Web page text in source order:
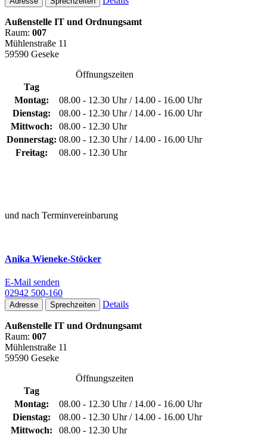
Außenstelle IT und Ordnungsamt
Raum: 007
Mühlenstraße 11
59590 Geseke
Öffnungszeiten
Tag
Montag:
08.00 - 12.30 Uhr / 14.00 - 16.00 Uhr
Dienstag:
08.00 - 12.30 Uhr / 14.00 - 16.00 Uhr
Mittwoch:
08.00 - 12.30 Uhr
Donnerstag: 08.00 - 12.30 Uhr / 14.00 - 16.00 Uhr
Freitag:
08.00 - 12.30 Uhr
und nach Terminvereinbarung
Anika Wieneke-Stöcker
E-Mail senden
02942 500-160
Adresse Sprechzeiten Details
Außenstelle IT und Ordnungsamt
Raum: 007
Mühlenstraße 11
59590 Geseke
Öffnungszeiten
Tag
Montag:
08.00 - 12.30 Uhr / 14.00 - 16.00 Uhr
Dienstag:
08.00 - 12.30 Uhr / 14.00 - 16.00 Uhr
Mittwoch:
08.00 - 12.30 Uhr